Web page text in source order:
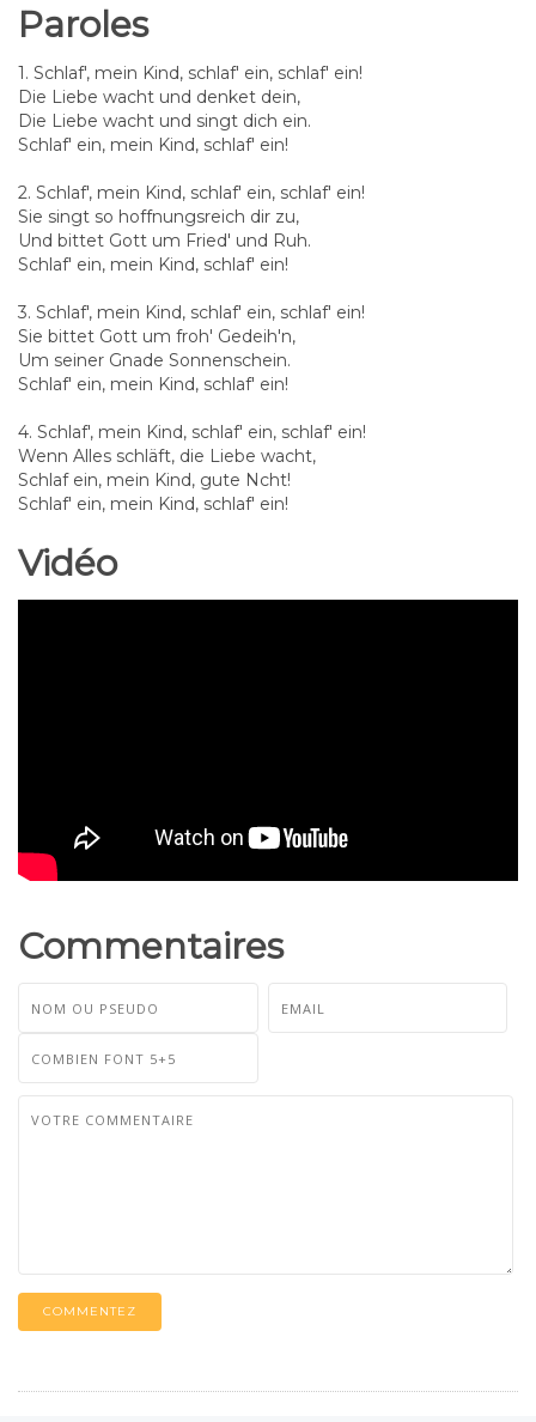
Paroles
1. Schlaf', mein Kind, schlaf' ein, schlaf' ein!
Die Liebe wacht und denket dein,
Die Liebe wacht und singt dich ein.
Schlaf' ein, mein Kind, schlaf' ein!
2. Schlaf', mein Kind, schlaf' ein, schlaf' ein!
Sie singt so hoffnungsreich dir zu,
Und bittet Gott um Fried' und Ruh.
Schlaf' ein, mein Kind, schlaf' ein!
3. Schlaf', mein Kind, schlaf' ein, schlaf' ein!
Sie bittet Gott um froh' Gedeih'n,
Um seiner Gnade Sonnenschein.
Schlaf' ein, mein Kind, schlaf' ein!
4. Schlaf', mein Kind, schlaf' ein, schlaf' ein!
Wenn Alles schläft, die Liebe wacht,
Schlaf ein, mein Kind, gute Ncht!
Schlaf' ein, mein Kind, schlaf' ein!
Vidéo
Commentaires
COMMENTEZ